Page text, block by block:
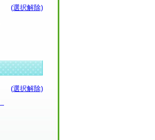
(選択解除)
(選択解除)